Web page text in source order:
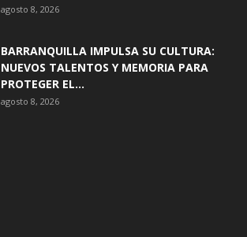
agosto 8, 2026
BARRANQUILLA IMPULSA SU CULTURA:
NUEVOS TALENTOS Y MEMORIA PARA
PROTEGER EL...
agosto 8, 2026